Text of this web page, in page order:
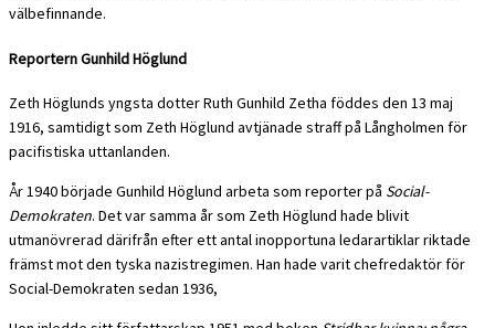
välbefinnande.
ReporternGunhild Höglund
Zeth Höglunds yngsta dotter Ruth Gunhild Zetha föddes den 13 maj
1916, samtidigt som Zeth Höglund avtjänade straff på Långholmen för
pacifistiska uttanlanden.
År 1940 började Gunhild Höglund arbeta som reporter på Social-
Demokraten. Det var samma år som Zeth Höglund hade blivit
utmanövrerad därifrån efter ett antal inopportuna ledarartiklar riktade
främst mot den tyska nazistregimen. Han hade varit chefredaktör för
Social-Demokraten sedan 1936,